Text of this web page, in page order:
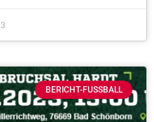
BERICHT-FUSSBALL